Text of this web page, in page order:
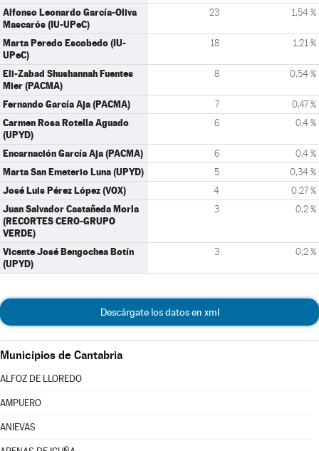
Alfonso Leonardo García-Oliva
Mascarós (IU-UPeC)
23 1,54 %
Marta Peredo Escobedo (IU-
UPeC)
18 1,21 %
Eli-Zabad Shushannah Fuentes
Mier (PACMA)
8 0,54 %
Fernando García Aja (PACMA) 7 0,47 %
Carmen Rosa Rotella Aguado
(UPYD)
6 0,4 %
Encarnación García Aja (PACMA) 6 0,4 %
Marta San Emeterio Luna (UPYD) 5 0,34 %
José Luis Pérez López (VOX) 4 0,27 %
Juan Salvador Castañeda Morla
(RECORTES CERO-GRUPO
VERDE)
3 0,2 %
Vicente José Bengochea Botín
(UPYD)
3 0,2 %
Descárgate los datos en xml
Municipios de Cantabria
ALFOZ DE LLOREDO
AMPUERO
ANIEVAS